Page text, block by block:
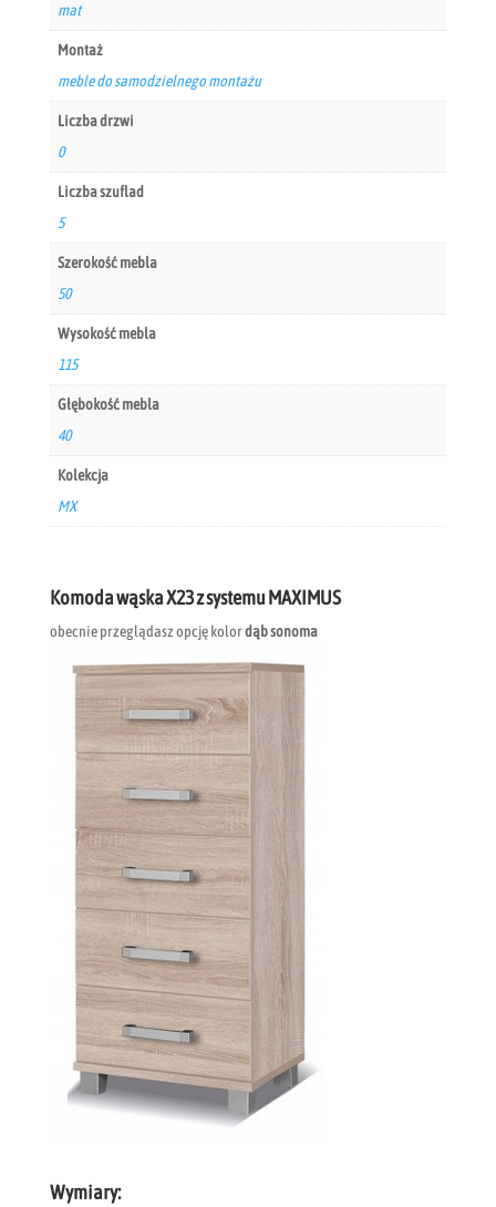
Komoda wąska X23 z systemu MAXIMUS
obecnie przeglądasz opcję kolordąb sonoma
Wymiary:
mat
Montaż
meble do samodzielnego montażu
Liczba drzwi
0
Liczba szuflad
5
Szerokość mebla
50
Wysokość mebla
115
Głębokość mebla
40
Kolekcja
MX